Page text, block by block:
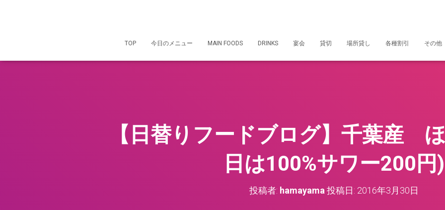
TOP 今日のメニュー MAIN FOODS DRINKS 宴会 貸切 場所貸し 各種割引 その他
【日替りフードブログ】千葉産
日は100%サワー200円)
投稿者: hamayama 投稿日: 2016年3月30日